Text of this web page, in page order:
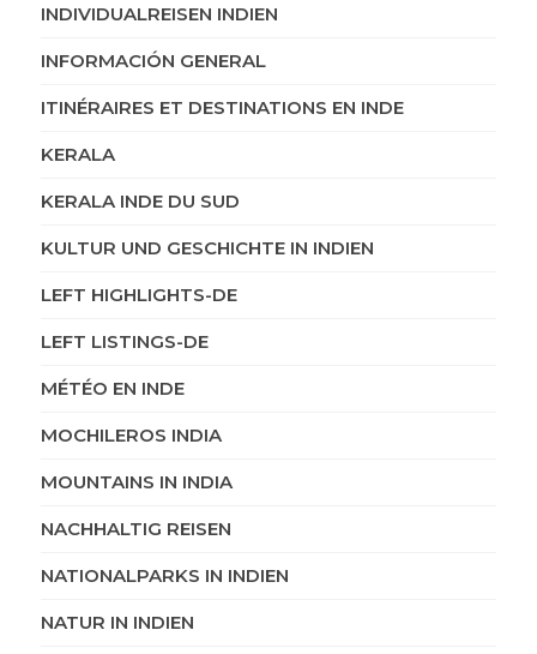
INDIVIDUALREISEN INDIEN
INFORMACIÓN GENERAL
ITINÉRAIRES ET DESTINATIONS EN INDE
KERALA
KERALA INDE DU SUD
KULTUR UND GESCHICHTE IN INDIEN
LEFT HIGHLIGHTS-DE
LEFT LISTINGS-DE
MÉTÉO EN INDE
MOCHILEROS INDIA
MOUNTAINS IN INDIA
NACHHALTIG REISEN
NATIONALPARKS IN INDIEN
NATUR IN INDIEN